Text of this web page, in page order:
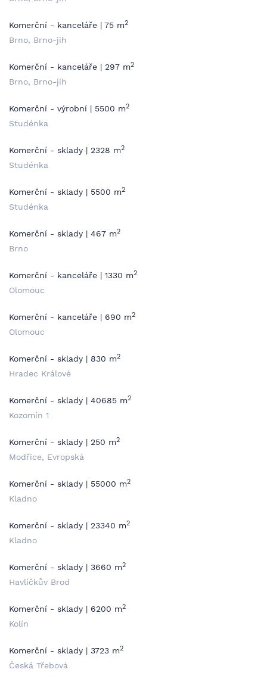
Komerční - kanceláře | 75 m2
Brno, Brno-jih
Komerční - kanceláře | 297 m2
Brno, Brno-jih
Komerční - výrobní | 5500 m2
Studénka
Komerční - sklady | 2328 m2
Studénka
Komerční - sklady | 5500 m2
Studénka
Komerční - sklady | 467 m2
Brno
Komerční - kanceláře | 1330 m2
Olomouc
Komerční - kanceláře | 690 m2
Olomouc
Komerční - sklady | 830 m2
Hradec Králové
Komerční - sklady | 40685 m2
Kozomín 1
Komerční - sklady | 250 m2
Modřice, Evropská
Komerční - sklady | 55000 m2
Kladno
Komerční - sklady | 23340 m2
Kladno
Komerční - sklady | 3660 m2
Havlíčkův Brod
Komerční - sklady | 6200 m2
Kolín
Komerční - sklady | 3723 m2
Česká Třebová